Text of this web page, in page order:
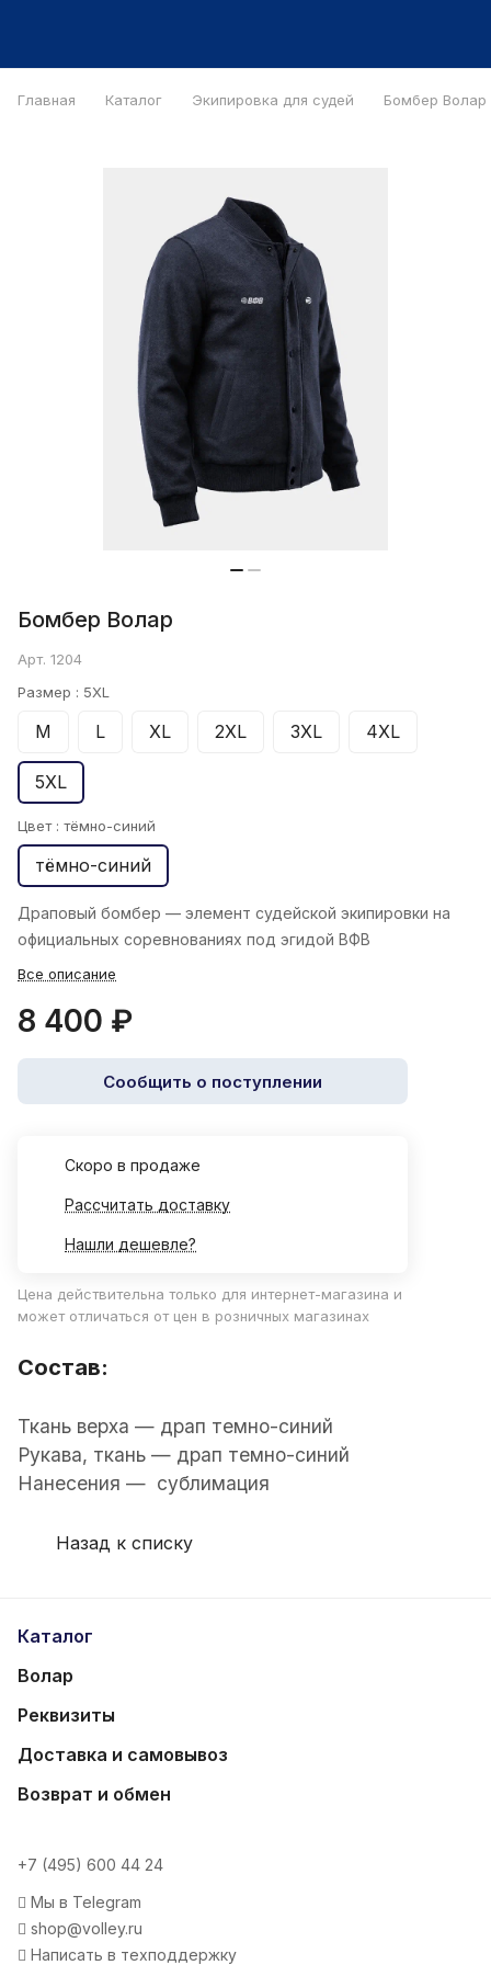
Главная Каталог Экипировка для судей Бомбер Bолар
Бомбер Bолар
Арт. 1204
Размер : 5XL
M L XL 2XL 3XL 4XL
5XL
Цвет : тёмно-синий
тёмно-синий
Драповый бомбер — элемент судейской экипировки на
официальных соревнованиях под эгидой ВФВ
Все описание
8 400 ₽
Сообщить о поступлении
Cкоро в продаже
Рассчитать доставку
Нашли дешевле?
Цена действительна только для интернет-магазина и
может отличаться от цен в розничных магазинах
Состав:
Ткань верха — драп темно-синий
Рукава, ткань — драп темно-синий
Нанесения — сублимация
Назад к списку
Каталог
Волар
Реквизиты
Доставка и самовывоз
Возврат и обмен
+7 (495) 600 44 24
Мы в Telegram
shop@volley.ru
Написать в техподдержку